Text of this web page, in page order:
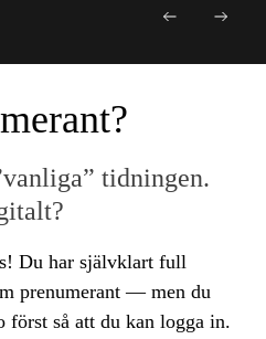
tidningen.
Du har självklart full
prenumerant — men du
först så att du kan logga in.